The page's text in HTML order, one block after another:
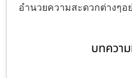
อำนวยความสะดวกต่างๆอ
บทควา